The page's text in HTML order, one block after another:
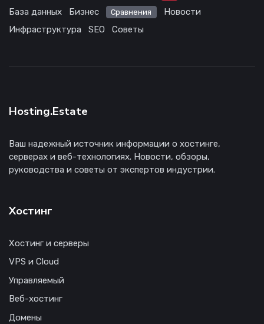
База данных
Бизнес Сравнения
Новости
Инфраструктура
SEO Советы
Hosting.Estate
Ваш надежный источник информации о хостинге,
серверах и веб-технологиях. Новости, обзоры,
руководства и советы от экспертов индустрии.
Хостинг
Хостинг и серверы
VPS и Cloud
Управляемый
Веб-хостинг
Домены